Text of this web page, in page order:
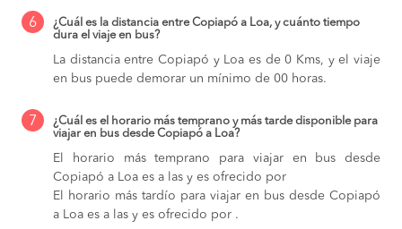
6
¿Cuál es la distancia entre Copiapó a Loa, y cuánto tiempo
dura el viaje en bus?
La distancia entre Copiapó y Loa es de 0 Kms, y el viaje
en bus puede demorar un mínimo de 00 horas.
7
¿Cuál es el horario más temprano y más tarde disponible para
viajar en bus desde Copiapó a Loa?
El horario más temprano para viajar en bus desde
Copiapó a Loa es a las y es ofrecido por
El horario más tardío para viajar en bus desde Copiapó
a Loa es a las y es ofrecido por .